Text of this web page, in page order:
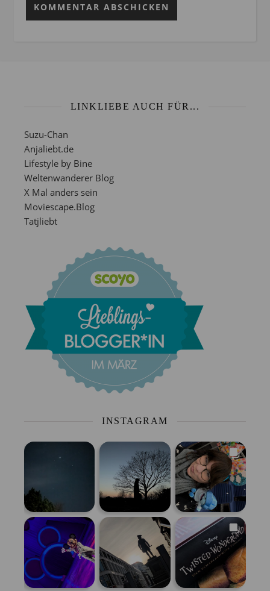
LINKLIEBE AUCH FÜR...
Suzu-Chan
Anjaliebt.de
Lifestyle by Bine
Weltenwanderer Blog
X Mal anders sein
Moviescape.Blog
Tatjliebt
INSTAGRAM